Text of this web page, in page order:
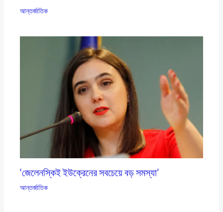
আন্তর্জাতিক
‘জেলেনস্কিই ইউক্রেনের সবচেয়ে বড় সমস্যা’
আন্তর্জাতিক